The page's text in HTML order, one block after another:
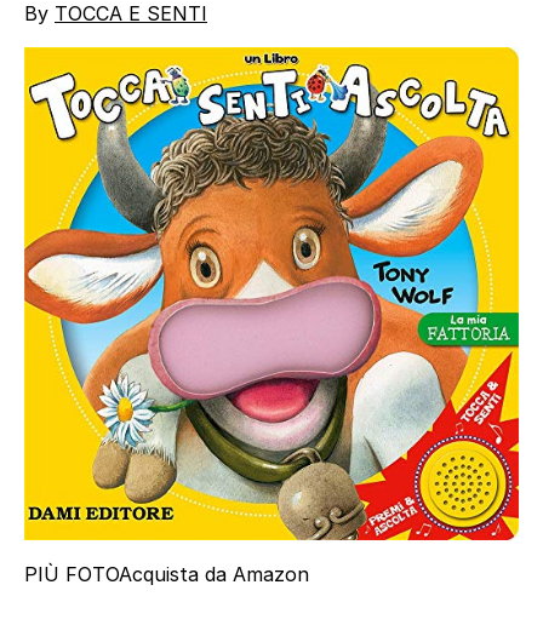
By TOCCA E SENTI
PIÙ FOTOAcquista da Amazon